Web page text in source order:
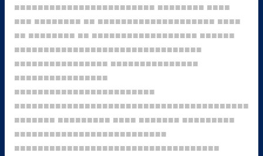
■■■■■■■■■■■■■■■■■■■■■■■■ ■■■■■■■■ ■■■■
■■■ ■■■■■■■■ ■■ ■■■■■■■■■■■■■■■■■■■■ ■■■■
■■ ■■■■■■■■ ■■ ■■■■■■■■■■■■■■■■■■ ■■■■■■
■■■■■■■■■■■■■■■■■■■■■■■■■■■■■■■■
■■■■■■■■■■■■■■■■ ■■■■■■■■■■■■■■■
■■■■■■■■■■■■■■■■
■■■■■■■■■■■■■■■■■■■■■■■■
■■■■■■■■■■■■■■■■■■■■■■■■■■■■■■■■■■■■■■■■
■■■■■■■ ■■■■■■■■■ ■■■■ ■■■■■■■ ■■■■■■■■■
■■■■■■■■■■■■■■■■■■■■■■■■■■
■■■■■■■■■■■■■■■■■■■■■■■■■■■■■■■■■■■